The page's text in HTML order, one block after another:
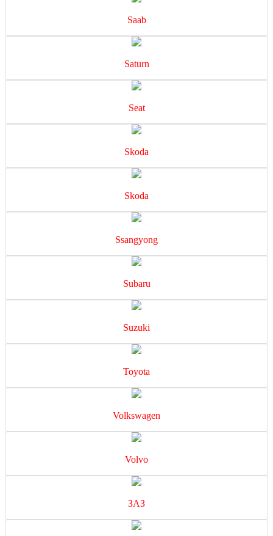
Saab
Saturn
Seat
Skoda
Skoda
Ssangyong
Subaru
Suzuki
Toyota
Volkswagen
Volvo
ЗАЗ